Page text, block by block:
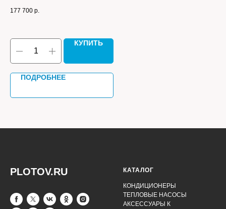
177 700 р.
КУПИТЬ
ПОДРОБНЕЕ
PLOTOV.RU КАТАЛОГ
КОНДИЦИОНЕРЫ
ТЕПЛОВЫЕ НАСОСЫ
АКСЕССУАРЫ К